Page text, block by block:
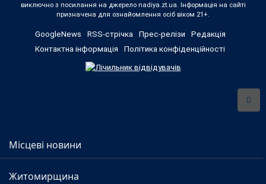
виключно з посилання на джерело nadiya.zt.ua. Інформація на сайті
призначена для ознайомлення осіб віком 21+.
GoogleNews RSS-стрічка Прес-релізи
Редакція
Контактна інформація
Політика конфіденційності
Місцеві новини
Житомирщина